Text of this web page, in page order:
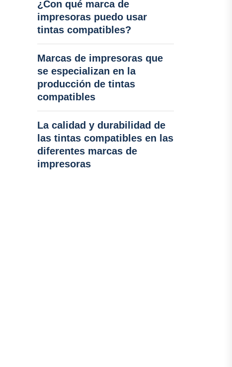
¿Con qué marca de
impresoras puedo usar
tintas compatibles?
Marcas de impresoras que
se especializan en la
producción de tintas
compatibles
La calidad y durabilidad de
las tintas compatibles en las
diferentes marcas de
impresoras